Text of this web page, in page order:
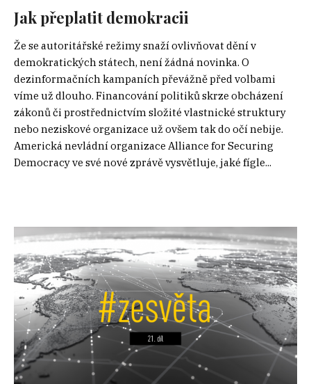
Jak přeplatit demokracii
Že se autoritářské režimy snaží ovlivňovat dění v
demokratických státech, není žádná novinka. O
dezinformačních kampaních převážně před volbami
víme už dlouho. Financování politiků skrze obcházení
zákonů či prostřednictvím složité vlastnické struktury
nebo neziskové organizace už ovšem tak do očí nebije.
Americká nevládní organizace Alliance for Securing
Democracy ve své nové zprávě vysvětluje, jaké fígle...